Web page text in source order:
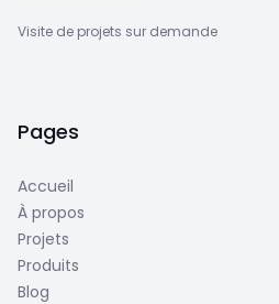
Visite de projets sur demande
Pages
Accueil
À propos
Projets
Produits
Blog